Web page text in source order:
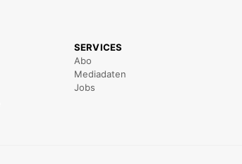
SERVICES
Abo
Mediadaten
Jobs